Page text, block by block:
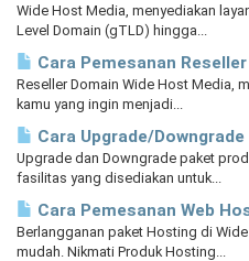
Wide Host Media, menyediakan
Level Domain (gTLD) hingga...
Cara Pemesanan
Reseller Domain Wide Host Media,
kamu yang ingin menjadi...
Cara Upgrade/
Upgrade dan Downgrade paket
fasilitas yang disediakan untuk...
Cara Pemesanan Web
Berlangganan paket Hosting di
mudah. Nikmati Produk Hosting...